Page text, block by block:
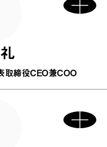
取締役CEO兼COO